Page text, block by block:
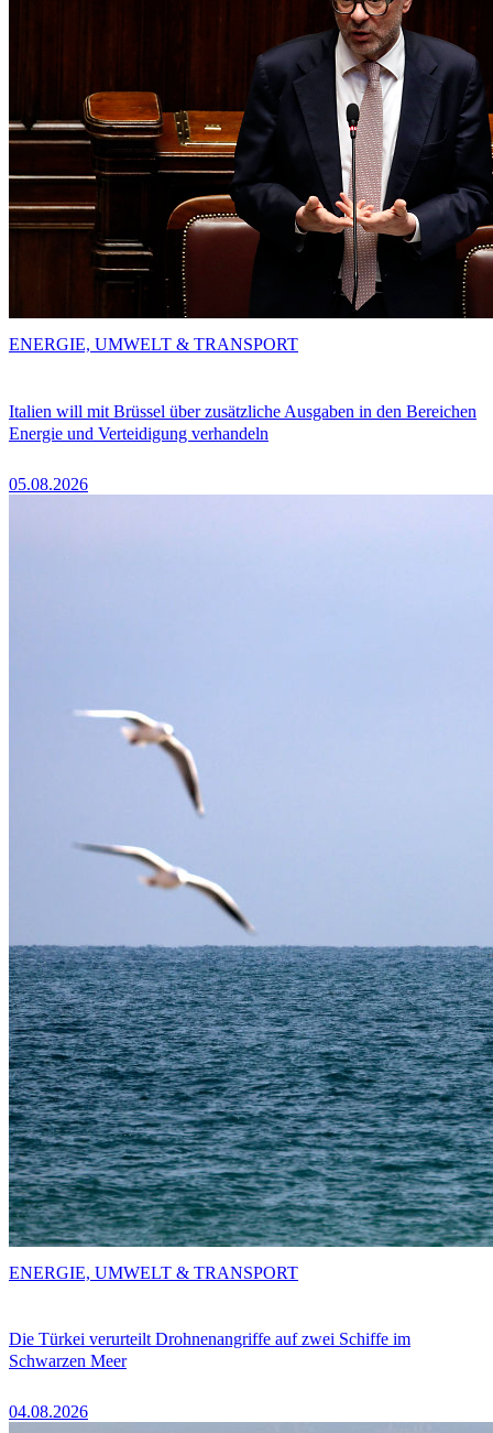
Italien will mit Brüssel über zusätzliche Ausgaben in den Bereichen
Energie und Verteidigung verhandeln
05.08.2026
ENERGIE, UMWELT & TRANSPORT
Die Türkei verurteilt Drohnenangriffe auf zwei Schiffe im
Schwarzen Meer
04.08.2026
ENERGIE, UMWELT & TRANSPORT